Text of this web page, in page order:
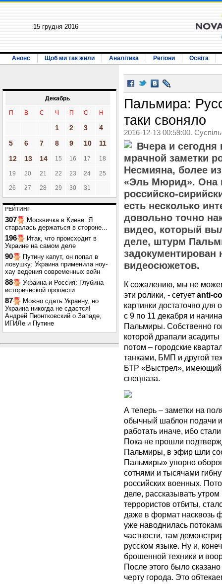
15 грудня 2016
Анонс Щоб ми так жили Аналітика Регіони Освіта
Декабрь
П В С Ч П С Н
1 2 3
4
5
6 7 8 9 10
11
12
13 14 15 16 17 18
19 20 21 22 23 24 25
26 27 28 29 30 31
РЕЙТИНГ
307
Москвичка в Киеве: Я
старалась держаться в стороне...
196
Итак, что происходит в
Украине на самом деле
90
Путину капут, он попал в
ловушку: Украина применила ноу-
хау ведения современных войн
88
Украина и Россия: Глубина
исторической пропасти
87
Можно сдать Украину, но
Украина никогда не сдастся!
Андрей Пионтковский о Западе,
ИГИЛе и Путине
Пальмира:
таки своняло
2016-12-13 00:59:00.
Вчера и сегодня
мрачной заметки
Несмияна, более
«Эль Мюрид». Она
российско-
есть несколько
довольно точно
видео, который
деле, штурм
задокументирован
видеосюжетов.
К сожалению, мы не
эти ролики, - сетует anti-
картинки достаточно
с 9 по 11 декабря и
Пальмиры. Собственно
которой драпали
потом – городские
танками, БМП и другой
БТР «Выстрел»,
спецназа.
А теперь – заметки на
обычный шаблон подачи
работать иначе, ибо
Пока не прошли
Пальмиры, в эфир шли
Пальмиры» упорно
сотнями и тысячами
российских военных.
деле, рассказывать
террористов отбиты,
даже в формат насквозь
уже наводнилась
частности, там
русском языке. Ну и,
брошенной техники и
После этого было
черту города. Это